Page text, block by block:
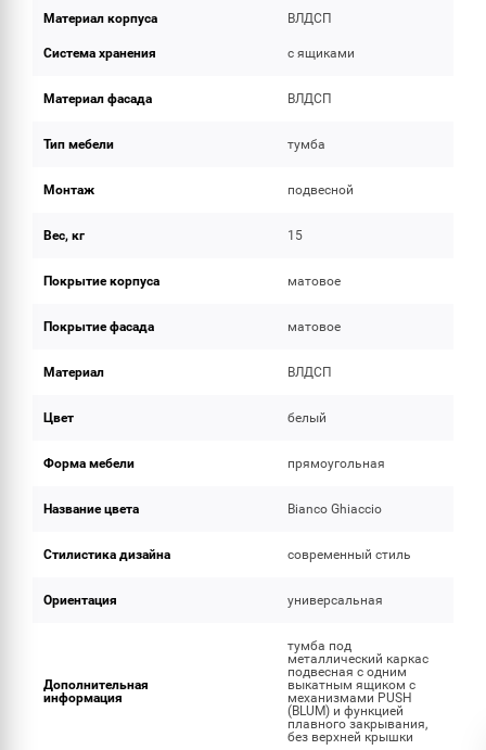
Материал корпуса ВЛДСП
Система хранения с ящиками
Материал фасада ВЛДСП
Тип мебели тумба
Монтаж подвесной
Вес, кг 15
Покрытие корпуса матовое
Покрытие фасада матовое
Материал ВЛДСП
Цвет белый
Форма мебели прямоугольная
Название цвета Bianco Ghiaccio
Стилистика дизайна современный стиль
Ориентация универсальная
Дополнительная
информация
тумба под
металлический каркас
подвесная с одним
выкатным ящиком c
механизмами PUSH
(BLUM) и функцией
плавного закрывания,
без верхней крышки